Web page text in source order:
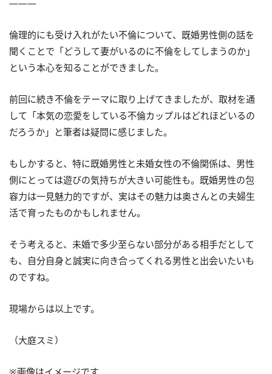
―――
倫理的にも受け入れがたい不倫について、既婚男性側の話を
聞くことで「どうして妻がいるのに不倫をしてしまうのか」
という本心を知ることができました。
前回に続き不倫をテーマに取り上げてきましたが、取材を通
して「本気の恋愛をしている不倫カップルはどれほどいるの
だろうか」と筆者は疑問に感じました。
もしかすると、特に既婚男性と未婚女性の不倫関係は、男性
側にとっては遊びの気持ちが大きい可能性も。既婚男性の包
容力は一見魅力的ですが、実はその魅力は奥さんとの夫婦生
活で育ったものかもしれません。
そう考えると、未婚で多少至らない部分がある相手だとして
も、自分自身と誠実に向き合ってくれる男性と出会いたいも
のですね。
現場からは以上です。
（大庭スミ）